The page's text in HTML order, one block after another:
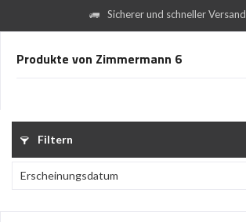
Sicherer und schneller Versand
Produkte von Zimmermann 6
Filtern